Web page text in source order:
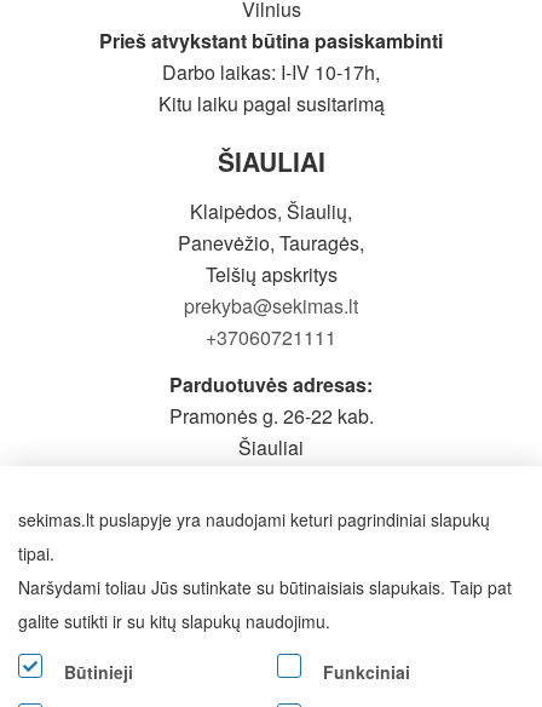
Vilnius
Prieš atvykstant būtina pasiskambinti
Darbo laikas: I-IV 10-17h,
Kitu laiku pagal susitarimą
ŠIAULIAI
Klaipėdos, Šiaulių,
Panevėžio, Tauragės,
Telšių apskritys
prekyba@sekimas.lt
+37060721111
Parduotuvės adresas:
Pramonės g. 26-22 kab.
Šiauliai
Darbo laikas: I-V 9-19h,
SEKITE MUS
sekimas.lt puslapyje yra naudojami keturi pagrindiniai slapukų
tipai.
Naršydami toliau Jūs sutinkate su būtinaisiais slapukais. Taip pat
galite sutikti ir su kitų slapukų naudojimu.
Būtinieji Funkciniai